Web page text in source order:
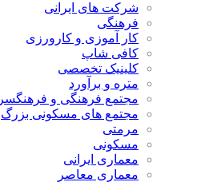
شرکت های ایرانی
فرهنگی
کار آموزی و کارورزی
کافی شاپ
کلینیک تخصصی
متره و برآورد
مجتمع فرهنگی و فرهنگسرا
مجتمع های مسکونی بزرگ
مرمتی
مسکونی
معماری ایرانی
معماری معاصر